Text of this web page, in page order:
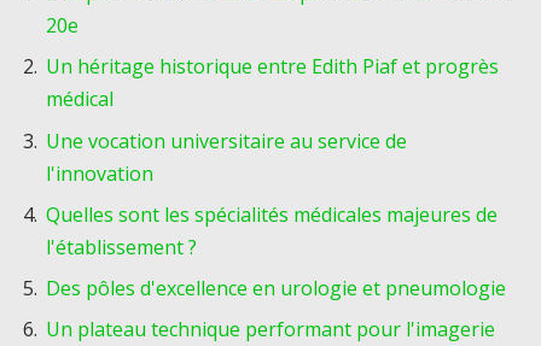
20e
Un héritage historique entre Edith Piaf et progrès
médical
Une vocation universitaire au service de
l'innovation
Quelles sont les spécialités médicales majeures de
l'établissement ?
Des pôles d'excellence en urologie et pneumologie
Un plateau technique performant pour l'imagerie